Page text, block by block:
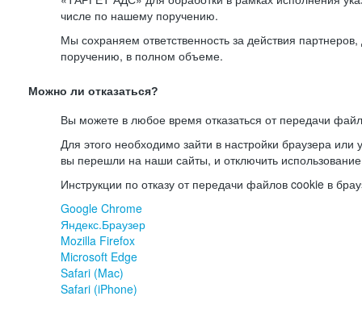
числе по нашему поручению.
Мы сохраняем ответственность за действия
поручению, в полном объеме.
Можно ли отказаться?
Вы можете в любое время отказаться от передачи
Для этого необходимо зайти в настройки браузера или
вы перешли на наши сайты, и отключить
Инструкции по отказу от передачи файлов cookie в
Google Chrome
Яндекс.Браузер
Mozilla Firefox
Microsoft Edge
Safari (Mac)
Safari (iPhone)